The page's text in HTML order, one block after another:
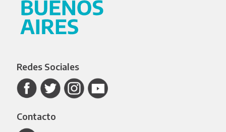
Redes Sociales
Contacto